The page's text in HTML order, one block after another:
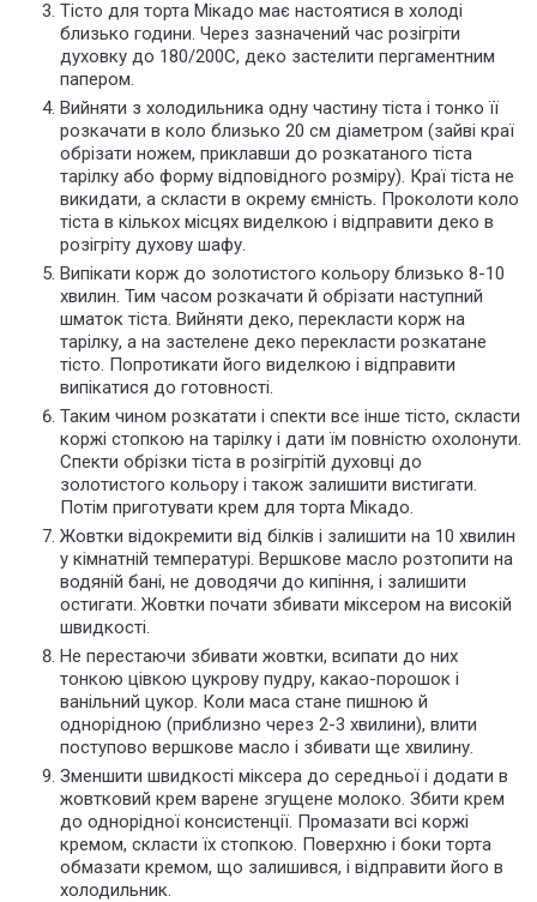
Тісто для торта Мікадо має настоятися в холоді
близько години. Через зазначений час розігріти
духовку до 180/200С, деко застелити пергаментним
папером.
Вийняти з холодильника одну частину тіста і тонко її
розкачати в коло близько 20 см діаметром (зайві краї
обрізати ножем, приклавши до розкатаного тіста
тарілку або форму відповідного розміру). Краї тіста не
викидати, а скласти в окрему ємність. Проколоти коло
тіста в кількох місцях виделкою і відправити деко в
розігріту духову шафу.
Випікати корж до золотистого кольору близько 8-10
хвилин. Тим часом розкачати й обрізати наступний
шматок тіста. Вийняти деко, перекласти корж на
тарілку, а на застелене деко перекласти розкатане
тісто. Попротикати його виделкою і відправити
випікатися до готовності.
Таким чином розкатати і спекти все інше тісто, скласти
коржі стопкою на тарілку і дати їм повністю охолонути.
Спекти обрізки тіста в розігрітій духовці до
золотистого кольору і також залишити вистигати.
Потім приготувати крем для торта Мікадо.
Жовтки відокремити від білків і залишити на 10 хвилин
у кімнатній температурі. Вершкове масло розтопити на
водяній бані, не доводячи до кипіння, і залишити
остигати. Жовтки почати збивати міксером на високій
швидкості.
Не перестаючи збивати жовтки, всипати до них
тонкою цівкою цукрову пудру, какао-порошок і
ванільний цукор. Коли маса стане пишною й
однорідною (приблизно через 2-3 хвилини), влити
поступово вершкове масло і збивати ще хвилину.
Зменшити швидкості міксера до середньої і додати в
жовтковий крем варене згущене молоко. Збити крем
до однорідної консистенції. Промазати всі коржі
кремом, скласти їх стопкою. Поверхню і боки торта
обмазати кремом, що залишився, і відправити його в
холодильник.